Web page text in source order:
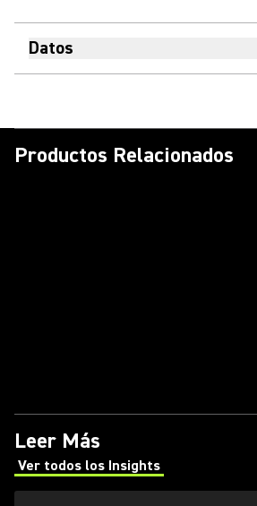
Datos
Productos Relacionados
Leer Más
Ver todos los Insights
(Opens in a new tab)